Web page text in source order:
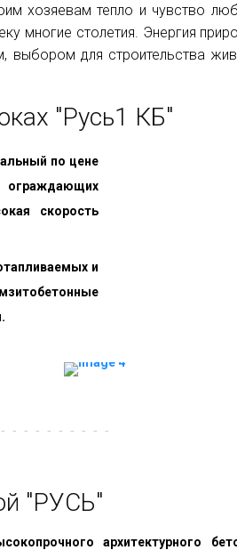
хозяевам тепло и чувство
многие столетия. Энергия
выбором для строительства
"Русь1 КБ"
по цене
ограждающих
скорость
и
"РУСЬ"
архитектурного